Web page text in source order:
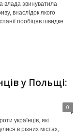
влада звинуватила
внаслідок якого
пообіцяв швидке
у Польщі:
0
українців, які
в різних містах,